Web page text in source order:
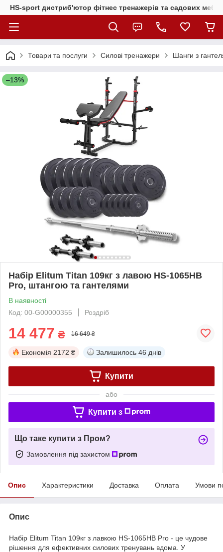
HS-sport дистриб'ютор фітнес тренажерів та садових
Товари та послуги Силові тренажери Шанги з
–13%
Набір Elitum Titan 109кг з лавою HS-1065HB
Pro, штангою та гантелями
В наявності
Код: 00-G00000355
Роздріб
14 477 ₴ 16 649 ₴
Економія 2172 ₴ Залишилось 46 днів
Купити
або
Купити з
Що таке купити з Пром?
Замовлення під захистом
Опис Характеристики Доставка Оплата Умови
Опис
Набір Elitum Titan 109кг з лавкою HS-1065HB Pro - це чудове
рішення для ефективних силових тренувань вдома. У